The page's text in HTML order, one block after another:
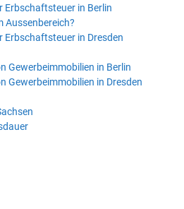
in Berlin
Aussenbereich?
in Dresden
Gewerbeimmobilien in Berlin
Gewerbeimmobilien in Dresden